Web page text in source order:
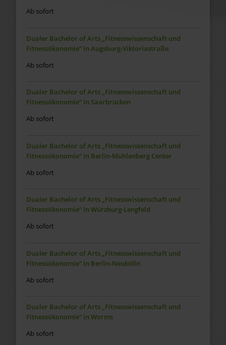
Ab sofort
Dualer Bachelor of Arts „Fitnesswissenschaft und
Fitnessökonomie“ in Augsburg-Viktoriastraße
Ab sofort
Dualer Bachelor of Arts „Fitnesswissenschaft und
Fitnessökonomie“ in Saarbrücken
Ab sofort
Dualer Bachelor of Arts „Fitnesswissenschaft und
Fitnessökonomie“ in Berlin-Mühlenberg Center
Ab sofort
Dualer Bachelor of Arts „Fitnesswissenschaft und
Fitnessökonomie“ in Würzburg-Lengfeld
Ab sofort
Dualer Bachelor of Arts „Fitnesswissenschaft und
Fitnessökonomie“ in Berlin-Neukölln
Ab sofort
Dualer Bachelor of Arts „Fitnesswissenschaft und
Fitnessökonomie“ in Worms
Ab sofort